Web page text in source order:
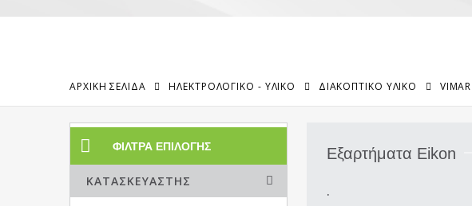
ΑΡΧΙΚΉ ΣΕΛΊΔΑ ΗΛΕΚΤΡΟΛΟΓΙΚΟ - ΥΛΙΚΟ ΔΙΑΚΟΠΤΙΚΌ ΥΛΙΚΌ VIMAR
ΦΊΛΤΡΑ ΕΠΙΛΟΓΉΣ
ΚΑΤΑΣΚΕΥΑΣΤΉΣ
Εξαρτήματα Eikon
.